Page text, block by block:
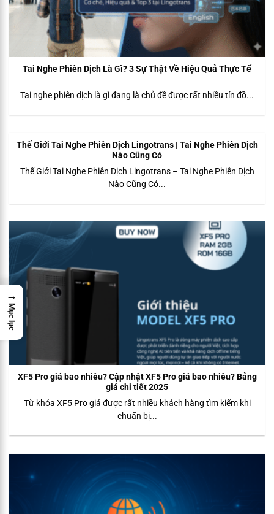
Tai Nghe Phiên Dịch Là Gì? 3 Sự Thật Về Hiệu Quả Thực Tế
Tai nghe phiên dịch là gì đang là chủ đề được rất nhiều tín đồ...
Thế Giới Tai Nghe Phiên Dịch Lingotrans | Tai Nghe Phiên Dịch
Nào Cũng Có
Thế Giới Tai Nghe Phiên Dịch Lingotrans – Tai Nghe Phiên Dịch
Nào Cũng Có...
XF5 Pro giá bao nhiêu? Cập nhật XF5 Pro giá bao nhiêu? Bảng
giá chi tiết 2025
Từ khóa XF5 Pro giá được rất nhiều khách hàng tìm kiếm khi
chuẩn bị...
→
Mục lục